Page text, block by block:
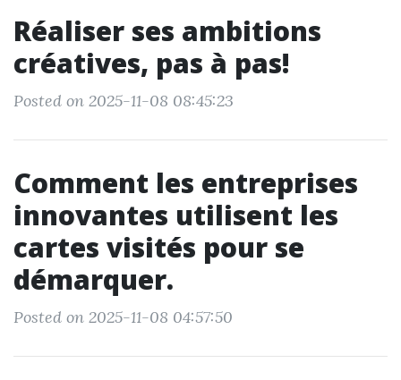
Réaliser ses ambitions
créatives, pas à pas!
Posted on 2025-11-08 08:45:23
Comment les entreprises
innovantes utilisent les
cartes visités pour se
démarquer.
Posted on 2025-11-08 04:57:50